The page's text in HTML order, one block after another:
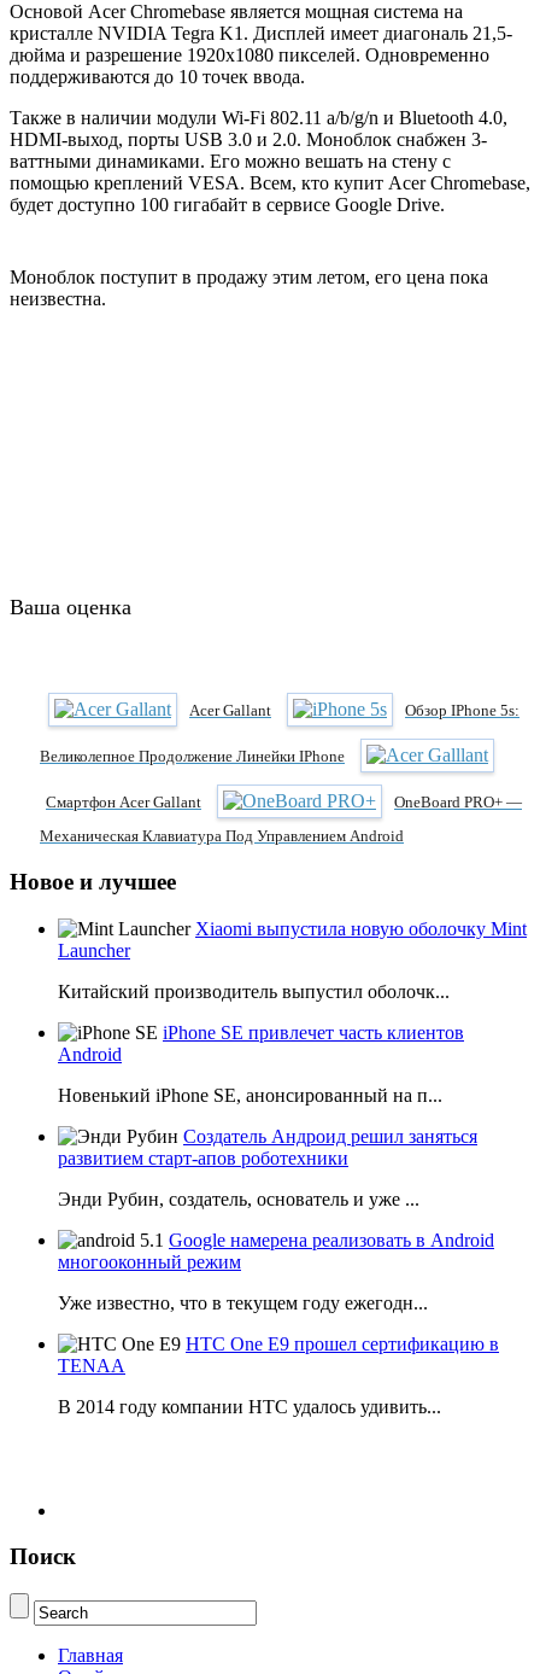
Основой Acer Chromebase является мощная система на
кристалле NVIDIA Tegra K1. Дисплей имеет диагональ 21,5-
дюйма и разрешение 1920х1080 пикселей. Одновременно
поддерживаются до 10 точек ввода.
Также в наличии модули Wi-Fi 802.11 a/b/g/n и Bluetooth 4.0,
HDMI-выход, порты USB 3.0 и 2.0. Моноблок снабжен 3-
ваттными динамиками. Его можно вешать на стену с
помощью креплений VESA. Всем, кто купит Acer Chromebase,
будет доступно 100 гигабайт в сервисе Google Drive.
Моноблок поступит в продажу этим летом, его цена пока
неизвестна.
Ваша оценка
Acer Gallant Обзор IPhone 5s:
Великолепное Продолжение Линейки IPhone
Смартфон Acer Gallant
OneBoard PRO+ —
Механическая Клавиатура Под Управлением Android
Новое и лучшее
Xiaomi выпустила новую оболочку Mint
Launcher
Китайский производитель выпустил оболочк...
iPhone SE привлечет часть клиентов
Android
Новенький iPhone SE, анонсированный на п...
Создатель Андроид решил заняться
развитием старт-апов роботехники
Энди Рубин, создатель, основатель и уже ...
Google намерена реализовать в Android
многооконный режим
Уже известно, что в текущем году ежегодн...
HTC One E9 прошел сертификацию в
TENAA
В 2014 году компании НТС удалось удивить...
Поиск
Главная